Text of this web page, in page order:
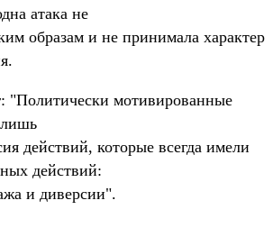
атака не
образам и не принимала характер
"Политически мотивированные
лишь
действий, которые всегда имели
действий:
и диверсии".